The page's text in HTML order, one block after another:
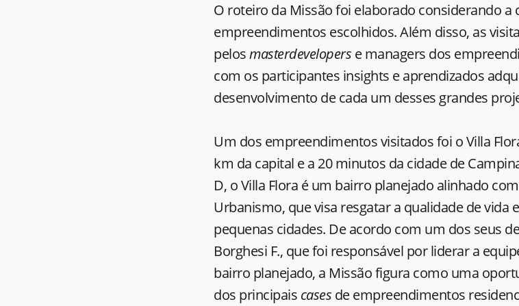
O roteiro da Missão foi elaborado considerando a
empreendimentos escolhidos. Além disso, as
pelosmasterdevelopers e managers dos
com os participantes insights e aprendizados
desenvolvimento de cada um desses grandes
Um dos empreendimentos visitados foi o Villa
km da capital e a 20 minutos da cidade de
D, o Villa Flora é um bairro planejado alinhado
Urbanismo, que visa resgatar a qualidade de vida
pequenas cidades. De acordo com um dos seus
Borghesi F., que foi responsável por liderar a
bairro planejado, a Missão figura como uma
dos principais cases de empreendimentos